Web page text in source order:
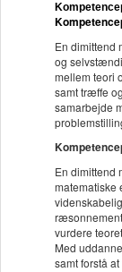
En dimittend
og
mellem teori
samt træffe
samarbejde
En dimittend
matematiske
vurdere
Med
samt forstå